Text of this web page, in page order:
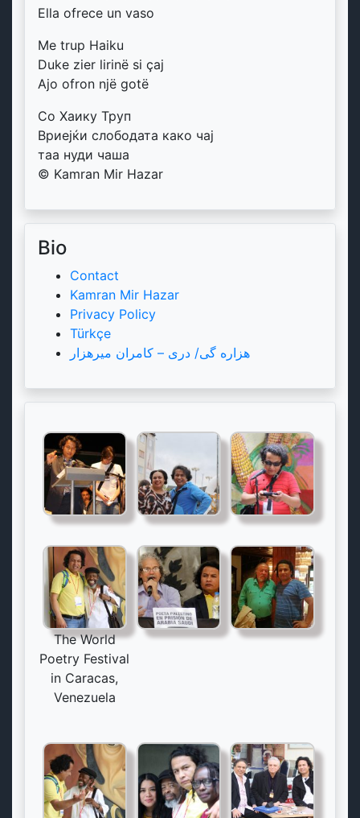
Ella ofrece un vaso
Me trup Haiku
Duke zier lirinë si çaj
Ajo ofron një gotë
Со Хаику Труп
Вриејќи слободата како чај
таа нуди чаша
© Kamran Mir Hazar
Bio
Contact
Kamran Mir Hazar
Privacy Policy
Türkçe
هزاره گی/ دری – کامران میرهزار
The World
Poetry Festival
in Caracas,
Venezuela